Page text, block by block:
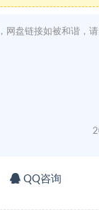
网盘链接如被和谐，
QQ咨询